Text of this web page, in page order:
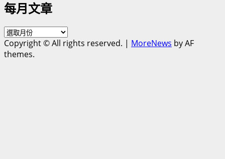
類
每月文章
每
月
文
Copyright © All rights reserved. | MoreNews by AF
themes.